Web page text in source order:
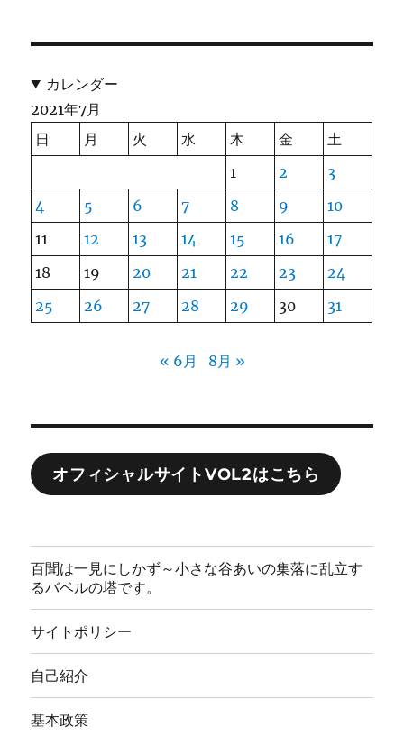
カレンダー
2021年7月
日
月 火 水 木 金
土
1
2
3
4
5 6 7 8 9
10
11
12 13 14 15 16
17
18
19 20 21 22 23
24
25
26 27 28 29 30 31
« 6月 8月 »
オフィシャルサイトVOL2はこちら
百聞は一見にしかず～小さな谷あいの集落に乱立す
るバベルの塔です。
サイトポリシー
自己紹介
基本政策